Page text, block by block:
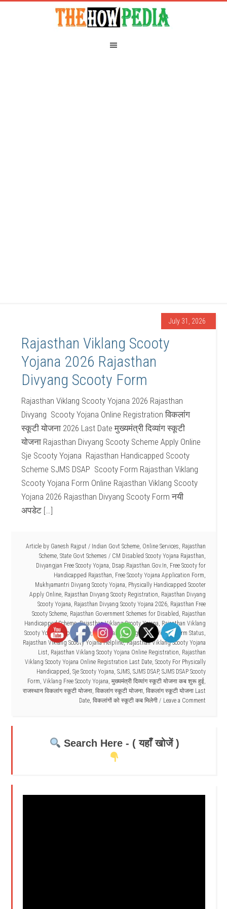
July 31, 2026
Rajasthan Viklang Scooty
Yojana 2026 Rajasthan
Divyang Scooty Form
Rajasthan Viklang Scooty Yojana 2026 Rajasthan
Divyang Scooty Yojana Online Registration विकलांग
स्कूटी योजना 2026 Last Date मुख्यमंत्री दिव्यांग स्कूटी
योजना Rajasthan Divyang Scooty Scheme Apply Online
Sje Scooty Yojana Rajasthan Handicapped Scooty
Scheme SJMS DSAP Scooty Form Rajasthan Viklang
Scooty Yojana Form Online Rajasthan Viklang Scooty
Yojana 2026 Rajasthan Divyang Scooty Form नयी
अपडेट […]
Article by Ganesh Rajput / Indian Govt Scheme, Online Services, Rajasthan
Scheme, State Govt Schemes / CM Disabled Scooty Yojana Rajasthan,
Divyangjan Free Scooty Yojana, Dsap.Rajasthan.Gov.In, Free Scooty for
Handicapped Rajasthan, Free Scooty Yojana Application Form,
Mukhyamantri Divyang Scooty Yojana, Physically Handicapped Scooter
Apply Online, Rajasthan Divyang Scooty Registration, Rajasthan Divyang
Scooty Yojana, Rajasthan Divyang Scooty Yojana 2026, Rajasthan Free
Scooty Scheme, Rajasthan Government Schemes for Disabled, Rajasthan
Handicapped Scheme,Rajasthan Viklang Scooty Yojana, Rajasthan Viklang
Scooty Yojana Apply Online,Rajasthan Viklang Scooty Yojana Form Status,
Rajasthan Viklang Scooty Yojana Helpline,Rajasthan Viklang Scooty Yojana
List, Rajasthan Viklang Scooty Yojana Online Registration, Rajasthan
Viklang Scooty Yojana Online Registration Last Date, Scooty For Physically
Handicapped, Sje Scooty Yojana, SJMS, SJMS DSAP, SJMS DSAP Scooty
Form, Viklang Free Scooty Yojana, मुख्यमंत्री दिव्यांग स्कूटी योजना कब शुरू हुई,
राजस्थान विकलांग स्कूटी योजना, विकलांग स्कूटी योजना, विकलांग स्कूटी योजना Last
Date, विकलांगों को स्कूटी कब मिलेगी Leave a Comment
Search Here - ( यहाँ खोजें )